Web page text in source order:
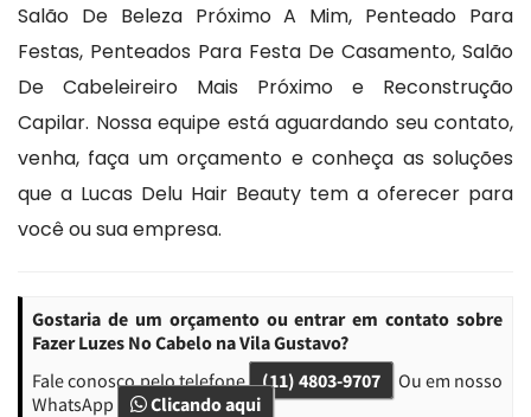
Salão De Beleza Próximo A Mim, Penteado Para
Festas, Penteados Para Festa De Casamento, Salão
De Cabeleireiro Mais Próximo e Reconstrução
Capilar. Nossa equipe está aguardando seu contato,
venha, faça um orçamento e conheça as soluções
que a Lucas Delu Hair Beauty tem a oferecer para
você ou sua empresa.
Gostaria de um orçamento ou entrar em contato sobre
Fazer Luzes No Cabelo na Vila Gustavo?
Fale conosco pelo telefone (11) 4803-9707
Ou em nosso
WhatsApp
Clicando aqui